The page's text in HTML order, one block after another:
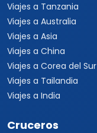
Viajes a Tanzania
Viajes a Australia
Viajes a Asia
Viajes a China
Viajes a Corea del Sur
Viajes a Tailandia
Viajes a India
Cruceros